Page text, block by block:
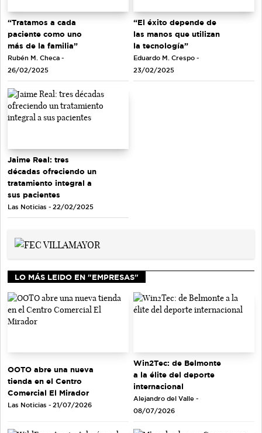
“Tratamos a cada
paciente como uno
más de la familia”
Rubén M. Checa -
26/02/2025
“El éxito depende de
las manos que utilizan
la tecnología”
Eduardo M. Crespo -
23/02/2025
Jaime Real: tres
décadas ofreciendo un
tratamiento integral a
sus pacientes
Las Noticias - 22/02/2025
LO MÁS LEIDO EN "EMPRESAS"
OOTO abre una nueva
tienda en el Centro
Comercial El Mirador
Las Noticias - 21/07/2026
Win2Tec: de Belmonte
a la élite del deporte
internacional
Alejandro del Valle -
08/07/2026